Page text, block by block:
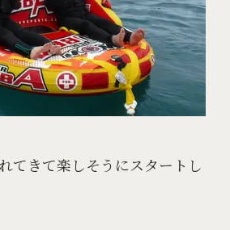
てきて楽しそうにスタートし